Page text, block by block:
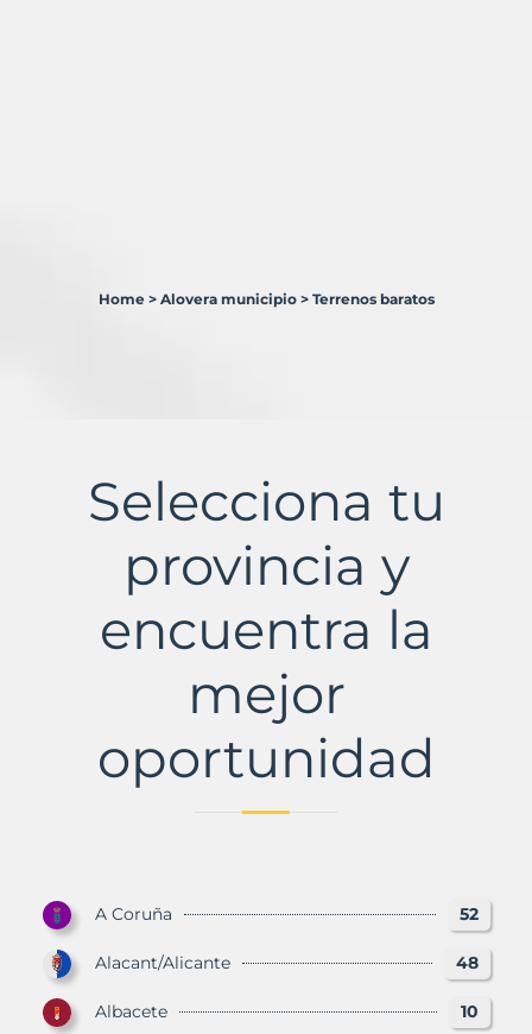
Murbalands
Home > Alovera municipio > Terrenos baratos
Selecciona tu
provincia y
encuentra la
mejor
oportunidad
A Coruña 52
Alacant/Alicante 48
Albacete 10